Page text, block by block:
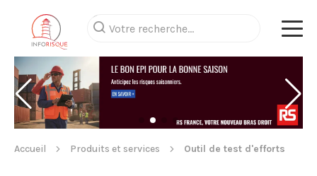
Accueil Produits et services Outil de test d'efforts